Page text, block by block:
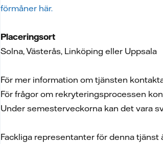
förmåner här.
Placeringsort
Solna, Västerås, Linköping eller Uppsala
För mer information om tjänsten
För frågor om rekryteringsprocessen
Under semesterveckorna kan det vara
Fackliga representanter för denna tjänst